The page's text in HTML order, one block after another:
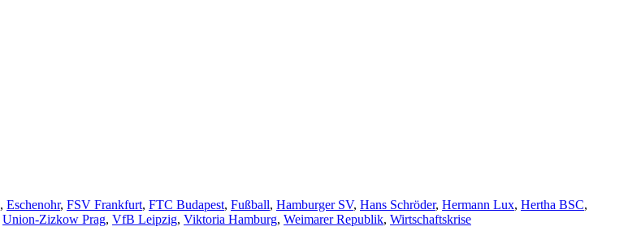
, Eschenohr, FSV Frankfurt, FTC Budapest, Fußball, Hamburger SV, Hans Schröder, Hermann Lux, Hertha BSC,
Union-Zizkow Prag, VfB Leipzig, Viktoria Hamburg, Weimarer Republik, Wirtschaftskrise